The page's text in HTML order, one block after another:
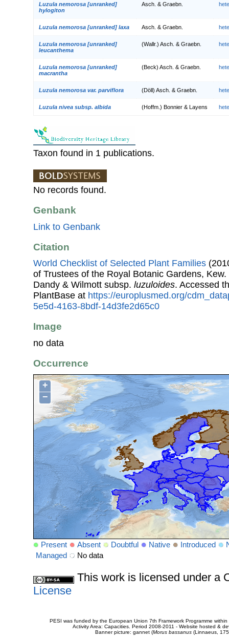
Luzula nemorosa [unranked]
hylogiton
Asch. & Graebn.
Luzula nemorosa [unranked] laxa Asch. & Graebn.
Luzula nemorosa [unranked]
leucanthema
(Wallr.) Asch. & Graebn.
Luzula nemorosa [unranked]
macrantha
(Beck) Asch. & Graebn.
Luzula nemorosa var. parviflora (Döll) Asch. & Graebn.
Luzula nivea subsp. albida (Hoffm.) Bonnier & Layens
Taxon found in 1 publications.
No records found.
Genbank
Link to Genbank
Citation
World Checklist of Selected Plant Families
of Trustees of the Royal Botanic Gardens, Kew.
Dandy & Wilmott subsp. luzuloides. Accessed
PlantBase at https://europlusmed.org/
5e5d-4163-8bdf-14d3fe2d65c0
Image
no data
Occurrence
+
−
Present Absent Doubtful Native Introduced
Managed
No data
This work is licensed under a
License
PESI was funded by the European Union 7th Framework Programme
Activity Area: Capacities. Period 2008-2011 - Website hosted &
Banner picture: gannet (Morus bassanus(Linnaeus,